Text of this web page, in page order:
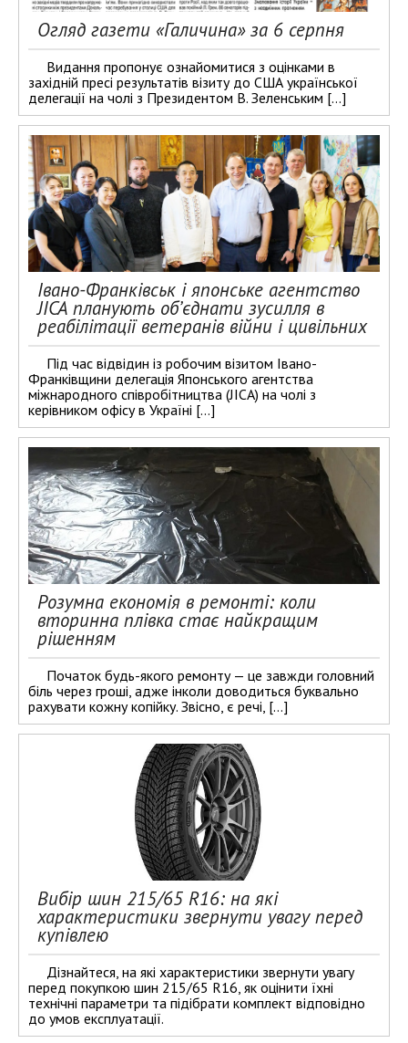
Огляд газети «Галичина» за 6 серпня
Видання пропонує ознайомитися з оцінками в
західній пресі результатів візиту до США української
делегації на чолі з Президентом В. Зеленським […]
Івано-Франківськ і японське агентство
JICA планують об’єднати зусилля в
реабілітації ветеранів війни і цивільних
Під час відвідин із робочим візитом Івано-
Франківщини делегація Японського агентства
міжнародного співробітництва (JICA) на чолі з
керівником офісу в Україні […]
Розумна економія в ремонті: коли
вторинна плівка стає найкращим
рішенням
Початок будь-якого ремонту — це завжди головний
біль через гроші, адже інколи доводиться буквально
рахувати кожну копійку. Звісно, є речі, […]
Вибір шин 215/65 R16: на які
характеристики звернути увагу перед
купівлею
Дізнайтеся, на які характеристики звернути увагу
перед покупкою шин 215/65 R16, як оцінити їхні
технічні параметри та підібрати комплект відповідно
до умов експлуатації.